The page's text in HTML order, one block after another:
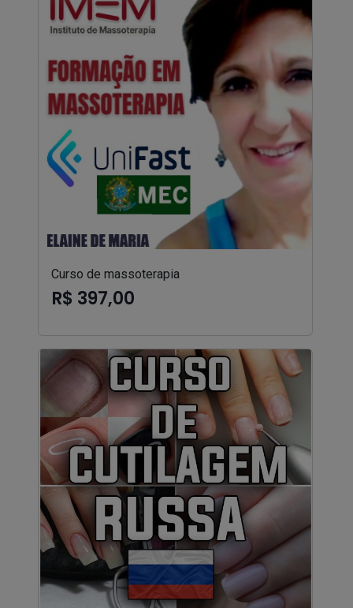
Curso de massoterapia
R$ 397,00